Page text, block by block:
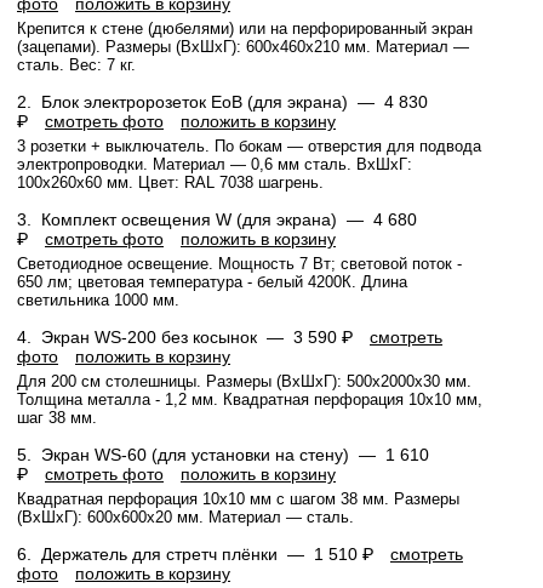
Крепится к стене (дюбелями) или на перфорированный экран
(зацепами). Размеры (ВхШхГ): 600x460x210 мм. Материал —
сталь. Вес: 7 кг.
2. Блок электророзеток EoB (для экрана) — 4 830
₽
смотреть фото положить в корзину
3 розетки + выключатель. По бокам — отверстия для подвода
электропроводки. Материал — 0,6 мм сталь. ВхШхГ:
100х260х60 мм. Цвет: RAL 7038 шагрень.
3. Комплект освещения W (для экрана) — 4 680
₽
смотреть фото положить в корзину
Светодиодное освещение. Мощность 7 Вт; световой поток -
650 лм; цветовая температура - белый 4200К. Длина
светильника 1000 мм.
4. Экран WS-200 без косынок — 3 590 ₽
смотреть
фото
положить в корзину
Для 200 см столешницы. Размеры (ВхШхГ): 500x2000x30 мм.
Толщина металла - 1,2 мм. Квадратная перфорация 10х10 мм,
шаг 38 мм.
5. Экран WS-60 (для установки на стену) — 1 610
₽
смотреть фото положить в корзину
Квадратная перфорация 10х10 мм с шагом 38 мм. Размеры
(ВхШхГ): 600x600x20 мм. Материал — сталь.
6. Держатель для стретч плёнки — 1 510 ₽
смотреть
фото
положить в корзину